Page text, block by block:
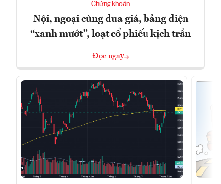
Chứng khoán
Nội, ngoại cùng đua giá, bảng điện
“xanh mướt”, loạt cổ phiếu kịch trần
Đọc ngay